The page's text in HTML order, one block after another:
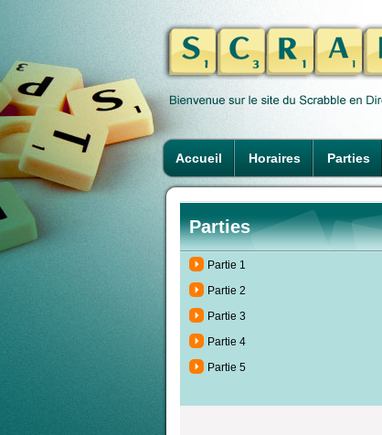
Accueil Horaires Parties
Parties
Partie 1
Partie 2
Partie 3
Partie 4
Partie 5